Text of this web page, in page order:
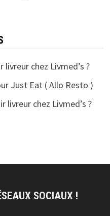
chez Livmed’s ?
Just Eat ( Allo Resto )
livreur chez Livmed’s ?
SOCIAUX !